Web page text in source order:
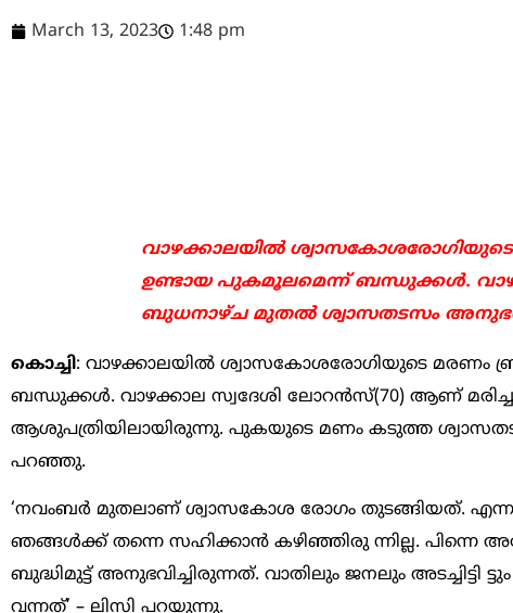
March 13, 2023 1:48 pm
വാഴക്കാലയില്‍
ഉണ്ടായ പുകമൂലമെന്ന് ബന്ധുക്കള്‍.
ബുധനാഴ്ച മുതല്‍ ശ്വാസതടസം
കൊച്ചി: വാഴക്കാലയില്‍ ശ്വാസകോശരോഗിയുടെ മരണം
ബന്ധുക്കള്‍. വാഴക്കാല സ്വദേശി ലോറന്‍സ്(70) ആണ്
ആശുപത്രിയിലായിരുന്നു. പുകയുടെ മണം കടുത്ത ശ്വാസതട
പറഞ്ഞു.
‘നവംബര്‍ മുതലാണ് ശ്വാസകോശ രോഗം തുടങ്ങിയത്.
ഞങ്ങള്‍ക്ക് തന്നെ സഹിക്കാന്‍ കഴിഞ്ഞിരു ന്നില്ല. പിന്നെ
ബുദ്ധിമുട്ട് അനുഭവിച്ചിരുന്നത്. വാതിലും ജനലും
വന്നത്’ – ലിസി പറയുന്നു.